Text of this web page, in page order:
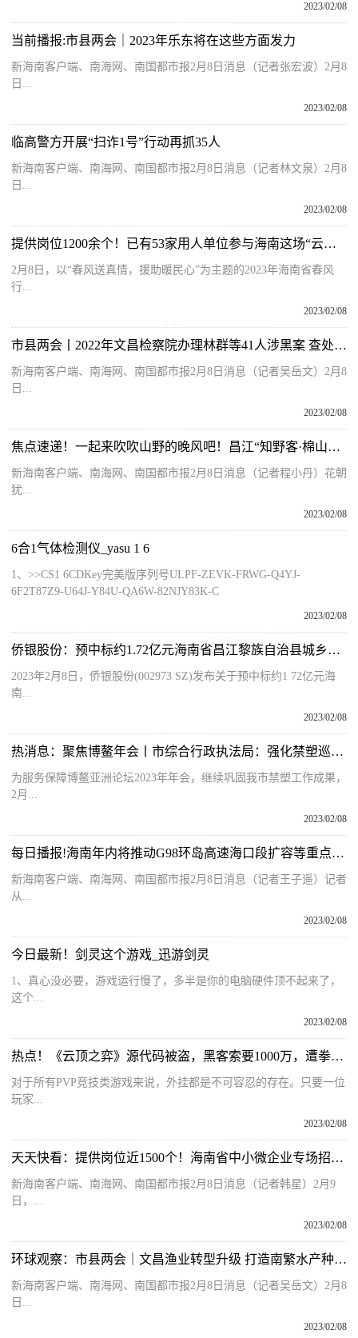
2023/02/08
当前播报:市县两会｜2023年乐东将在这些方面发力
新海南客户端、南海网、南国都市报2月8日消息（记者张宏波）2月8
日...
2023/02/08
临高警方开展“扫诈1号”行动再抓35人
新海南客户端、南海网、南国都市报2月8日消息（记者林文泉）2月8
日...
2023/02/08
提供岗位1200余个！已有53家用人单位参与海南这场“云招聘”
2月8日，以“春风送真情，援助暖民心”为主题的2023年海南省春风
行...
2023/02/08
市县两会丨2022年文昌检察院办理林群等41人涉黑案 查处违法所得3859万元
新海南客户端、南海网、南国都市报2月8日消息（记者吴岳文）2月8
日...
2023/02/08
焦点速递！一起来吹吹山野的晚风吧！昌江“知野客·棉山野宿”露营营地正式开营
新海南客户端、南海网、南国都市报2月8日消息（记者程小丹）花朝
犹...
2023/02/08
6合1气体检测仪_yasu 1 6
1、>>CS1 6CDKey完美版序列号ULPF-ZEVK-FRWG-Q4YJ-
6F2T87Z9-U64J-Y84U-QA6W-82NJY83K-C
2023/02/08
侨银股份：预中标约1.72亿元海南省昌江黎族自治县城乡环卫作业市场化管理项目
2023年2月8日，侨银股份(002973 SZ)发布关于预中标约1 72亿元海
南...
2023/02/08
热消息：聚焦博鳌年会丨市综合行政执法局：强化禁塑巡查宣传工作 服务保障博鳌年会
为服务保障博鳌亚洲论坛2023年年会，继续巩固我市禁塑工作成果，
2月...
2023/02/08
每日播报!海南年内将推动G98环岛高速海口段扩容等重点项目取得实质性进展
新海南客户端、南海网、南国都市报2月8日消息（记者王子遥）记者
从...
2023/02/08
今日最新！剑灵这个游戏_迅游剑灵
1、真心没必要，游戏运行慢了，多半是你的电脑硬件顶不起来了，
这个...
2023/02/08
热点！《云顶之弈》源代码被盗，黑客索要1000万，遭拳头一口回绝
对于所有PVP竞技类游戏来说，外挂都是不可容忍的存在。只要一位
玩家...
2023/02/08
天天快看：提供岗位近1500个！海南省中小微企业专场招聘会明日等你来
新海南客户端、南海网、南国都市报2月8日消息（记者韩星）2月9
日，...
2023/02/08
环球观察：市县两会｜文昌渔业转型升级 打造南繁水产种业硅谷
新海南客户端、南海网、南国都市报2月8日消息（记者吴岳文）2月8
日...
2023/02/08